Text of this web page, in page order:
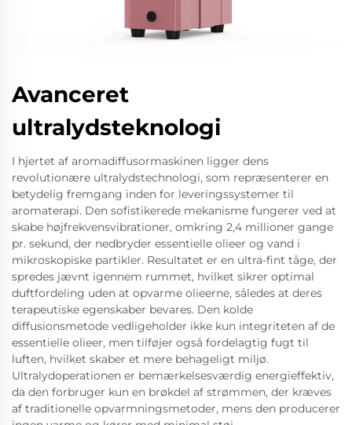
Avanceret
ultralydsteknologi
I hjertet af aromadiffusormaskinen ligger dens
revolutionære ultralydstechnologi, som repræsenterer en
betydelig fremgang inden for leveringssystemer til
aromaterapi. Den sofistikerede mekanisme fungerer ved at
skabe højfrekvensvibrationer, omkring 2,4 millioner gange
pr. sekund, der nedbryder essentielle olieer og vand i
mikroskopiske partikler. Resultatet er en ultra-fint tåge, der
spredes jævnt igennem rummet, hvilket sikrer optimal
duftfordeling uden at opvarme olieerne, således at deres
terapeutiske egenskaber bevares. Den kolde
diffusionsmetode vedligeholder ikke kun integriteten af de
essentielle olieer, men tilføjer også fordelagtig fugt til
luften, hvilket skaber et mere behageligt miljø.
Ultralydoperationen er bemærkelsesværdig energieffektiv,
da den forbruger kun en brøkdel af strømmen, der kræves
af traditionelle opvarmningsmetoder, mens den producerer